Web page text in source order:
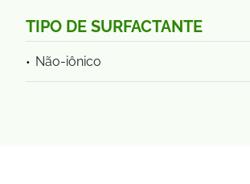
TIPO DE SURFACTANTE
Não-iônico